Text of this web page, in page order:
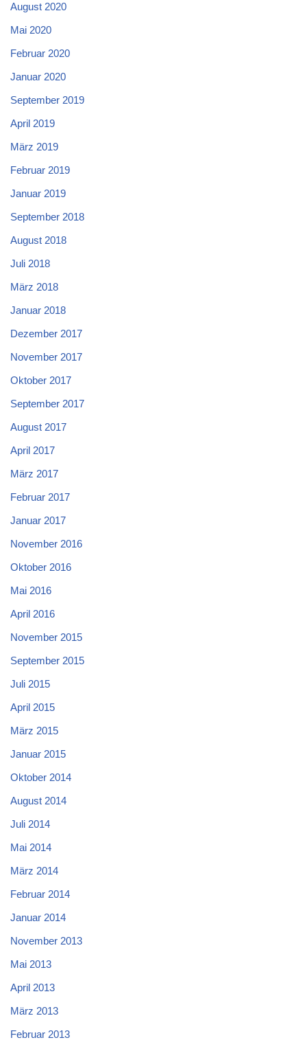
August 2020
Mai 2020
Februar 2020
Januar 2020
September 2019
April 2019
März 2019
Februar 2019
Januar 2019
September 2018
August 2018
Juli 2018
März 2018
Januar 2018
Dezember 2017
November 2017
Oktober 2017
September 2017
August 2017
April 2017
März 2017
Februar 2017
Januar 2017
November 2016
Oktober 2016
Mai 2016
April 2016
November 2015
September 2015
Juli 2015
April 2015
März 2015
Januar 2015
Oktober 2014
August 2014
Juli 2014
Mai 2014
März 2014
Februar 2014
Januar 2014
November 2013
Mai 2013
April 2013
März 2013
Februar 2013